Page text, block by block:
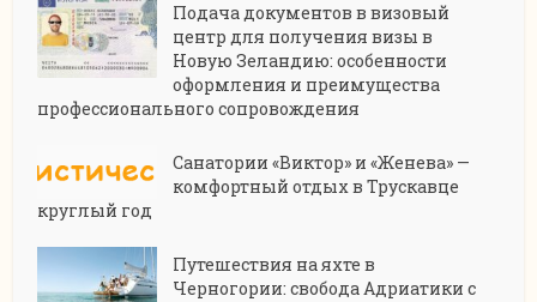
Подача документов в визовый
центр для получения визы в
Новую Зеландию: особенности
оформления и преимущества
профессионального сопровождения
Санатории «Виктор» и «Женева» —
комфортный отдых в Трускавце
круглый год
Путешествия на яхте в
Черногории: свобода Адриатики с